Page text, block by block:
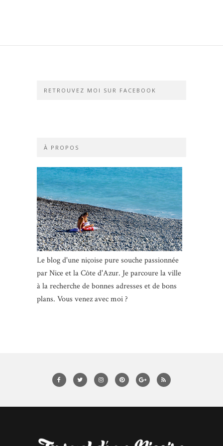
RETROUVEZ MOI SUR FACEBOOK
À PROPOS
Le blog d'une niçoise pure souche passionnée
par Nice et la Côte d'Azur. Je parcoure la ville
à la recherche de bonnes adresses et de bons
plans. Vous venez avec moi ?